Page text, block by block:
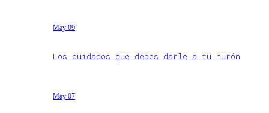
May 09
Los cuidados que debes darle a tu hurón
May 07